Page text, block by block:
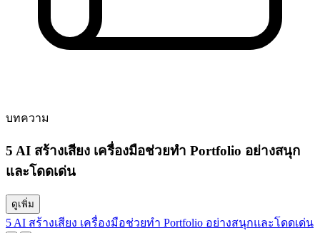
บทความ
5 AI สร้างเสียง เครื่องมือช่วยทำ Portfolio อย่างสนุก
และโดดเด่น
ดูเพิ่ม
5 AI สร้างเสียง เครื่องมือช่วยทำ Portfolio อย่างสนุกและโดดเด่น